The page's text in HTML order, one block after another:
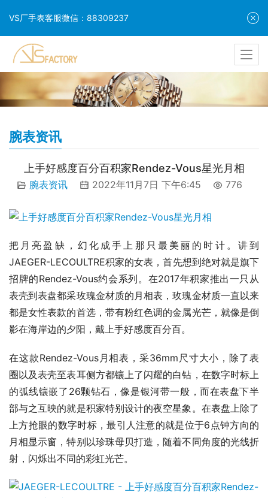
腕表资讯
上手好感度百分百积家Rendez-Vous星光月相
腕表资讯 2022年11月7日 下午6:45 776
把月亮盈缺，幻化成手上那只最美丽的时计。讲到
JAEGER-LECOULTRE积家的女表，首先想到绝对就是旗下
招牌的Rendez-Vous约会系列。在2017年积家推出一只从
表壳到表盘都采玫瑰金材质的月相表，玫瑰金材质一直以来
都是女性表款的首选，带有粉红色调的金属光芒，就像是倒
影在海岸边的夕阳，戴上手好感度百分百。
在这款Rendez-Vous月相表，采36mm尺寸大小，除了表
圈以及表壳至表耳侧方都镶上了闪耀的白钻，在数字时标上
的弧线镶嵌了26颗钻石，像是银河带一般，而在表盘下半
部与之互映的就是积家特别设计的夜空星象。在表盘上除了
上方抢眼的数字时标，最引人注意的就是位于6点钟方向的
月相显示窗，特别以珍珠母贝打造，随着不同角度的光线折
射，闪烁出不同的彩虹光芒。
VS厂手表客服微信：88309237